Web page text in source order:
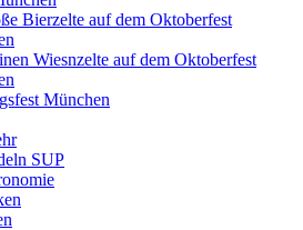
Bierzelte auf dem Oktoberfest
Wiesnzelte auf dem Oktoberfest
München
SUP